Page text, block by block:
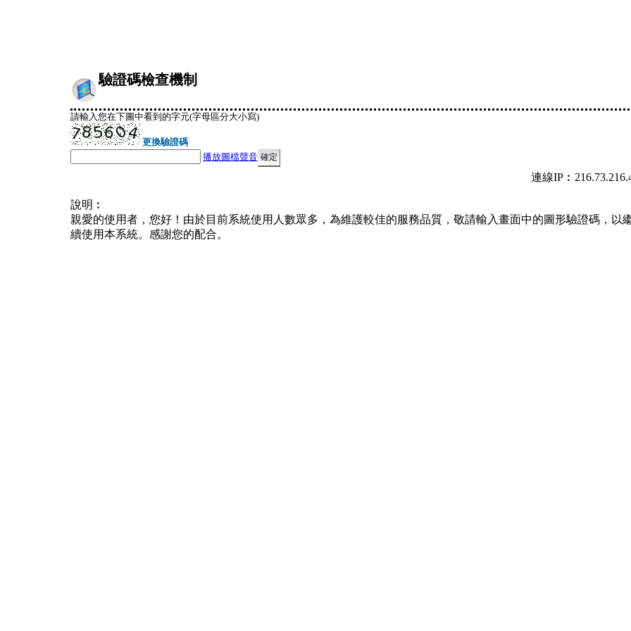
驗證碼檢查機制
請輸入您在下圖中看到的字元(字母區分大小寫)
更換驗證碼
播放圖檔聲音
連線
說明︰
親愛的使用者，您好！由於目前系統使用人數眾多，為維護較佳的服務品質，敬請輸入畫面中的圖形驗證碼，以
續使用本系統。感謝您的配合。